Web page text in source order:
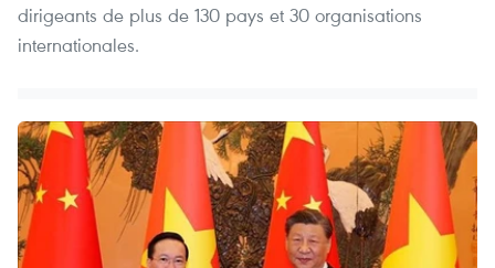
dirigeants de plus de 130 pays et 30 organisations
internationales.